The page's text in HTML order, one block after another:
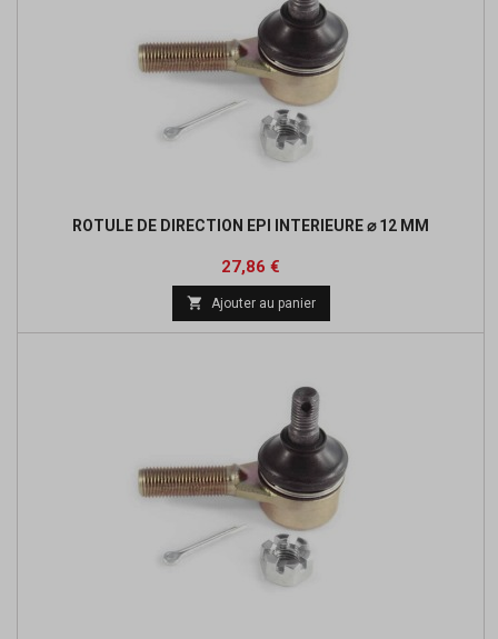
ROTULE DE DIRECTION EPI INTERIEURE ⌀ 12 MM
Prix
27,86 €
 Ajouter au panier